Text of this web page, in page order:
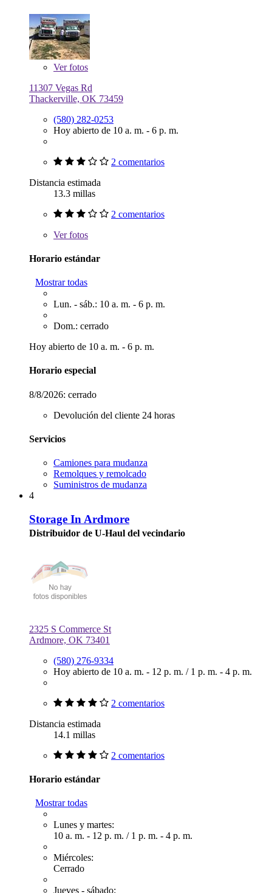
Verfotos
11307 Vegas Rd
Thackerville, OK 73459
(580) 282-0253
Hoy abierto de 10 a. m. - 6 p. m.
2 comentarios
Distancia estimada
13.3 millas
2 comentarios
Verfotos
Horario estándar
Mostrar todas
Lun. - sáb.: 10 a. m. - 6 p. m.
Dom.: cerrado
Hoy abierto de 10 a. m. - 6 p. m.
Horario especial
8/8/2026: cerrado
Devolución del cliente 24 horas
Servicios
Camiones para mudanza
Remolques y remolcado
Suministros de mudanza
4
Storage In Ardmore
Distribuidor de U-Haul del vecindario
2325 S Commerce St
Ardmore, OK 73401
(580) 276-9334
Hoy abierto de 10 a. m. - 12 p. m. / 1 p. m. - 4 p. m.
2 comentarios
Distancia estimada
14.1 millas
2 comentarios
Horario estándar
Mostrar todas
Lunes y martes:
10 a. m. - 12 p. m. / 1 p. m. - 4 p. m.
Miércoles:
Cerrado
Jueves - sábado: